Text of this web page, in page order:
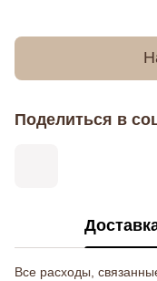
Поделиться в
Все расходы,